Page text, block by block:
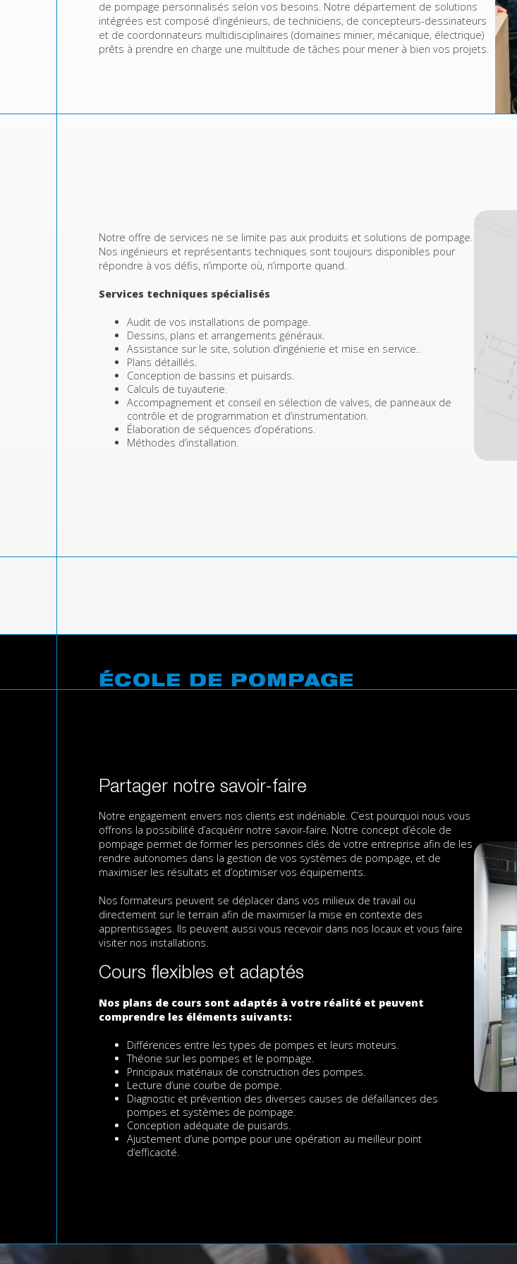
de pompage personnalisés selon vos besoins. Notre département de solutions
intégrées est composé d’ingénieurs, de techniciens, de concepteurs-dessinateurs
et de coordonnateurs multidisciplinaires (domaines minier, mécanique, électrique)
prêts à prendre en charge une multitude de tâches pour mener à bien vos projets.
Notre offre de services ne se limite pas aux produits et solutions de pompage.
Nos ingénieurs et représentants techniques sont toujours disponibles pour
répondre à vos défis, n’importe où, n’importe quand.
Services techniques spécialisés
Audit de vos installations de pompage.
Dessins, plans et arrangements généraux.
Assistance sur le site, solution d’ingénierie et mise en service..
Plans détaillés.
Conception de bassins et puisards.
Calculs de tuyauterie.
Accompagnement et conseil en sélection de valves, de panneaux de
contrôle et de programmation et d’instrumentation.
Élaboration de séquences d’opérations.
Méthodes d’installation.
ÉCOLE DE POMPAGE
Partager notre savoir-faire
Notre engagement envers nos clients est indéniable. C’est pourquoi nous vous
offrons la possibilité d’acquérir notre savoir-faire. Notre concept d’école de
pompage permet de former les personnes clés de votre entreprise afin de les
rendre autonomes dans la gestion de vos systèmes de pompage, et de
maximiser les résultats et d’optimiser vos équipements.
Nos formateurs peuvent se déplacer dans vos milieux de travail ou
directement sur le terrain afin de maximiser la mise en contexte des
apprentissages. Ils peuvent aussi vous recevoir dans nos locaux et vous faire
visiter nos installations.
Cours flexibles et adaptés
Nos plans de cours sont adaptés à votre réalité et peuvent
comprendre les éléments suivants:
Différences entre les types de pompes et leurs moteurs.
Théorie sur les pompes et le pompage.
Principaux matériaux de construction des pompes.
Lecture d’une courbe de pompe.
Diagnostic et prévention des diverses causes de défaillances des
pompes et systèmes de pompage.
Conception adéquate de puisards.
Ajustement d’une pompe pour une opération au meilleur point
d’efficacité.